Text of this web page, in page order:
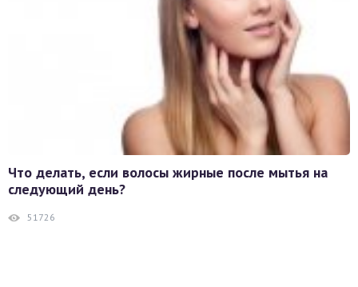
Что делать, если волосы жирные после мытья на
следующий день?
51726